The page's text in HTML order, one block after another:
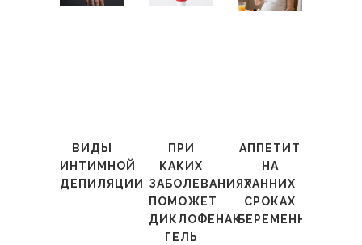
ВИДЫ
ИНТИМНОЙ
ДЕПИЛЯЦИИ
ПРИ
КАКИХ
ЗАБОЛЕВАНИЯХ
ПОМОЖЕТ
ДИКЛОФЕНАК
ГЕЛЬ
АППЕТИТ
НА
РАННИХ
СРОКАХ
БЕРЕМЕННОСТИ